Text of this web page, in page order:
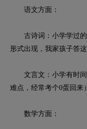
语文方面：
古诗词：小学学过的
形式出现，我家孩子答
文言文：小学有时间
难点，经常考个0蛋回来
数学方面：